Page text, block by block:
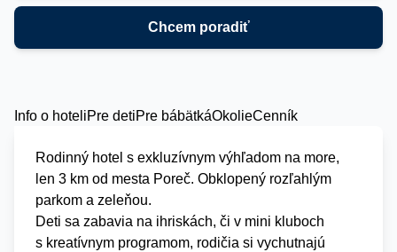
Chcem poradiť
Info o hoteliPre detiPre bábätkáOkolieCenník
Rodinný hotel s exkluzívnym výhľadom na more,
len 3 km od mesta Poreč. Obklopený rozľahlým
parkom a zeleňou.
Deti sa zabavia na ihriskách, či v mini kluboch
s kreatívnym programom, rodičia si vychutnajú